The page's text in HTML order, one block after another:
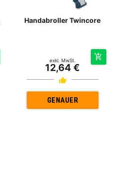
Handabroller Twincore
exkl. MwSt.
12,64 €
GENAUER